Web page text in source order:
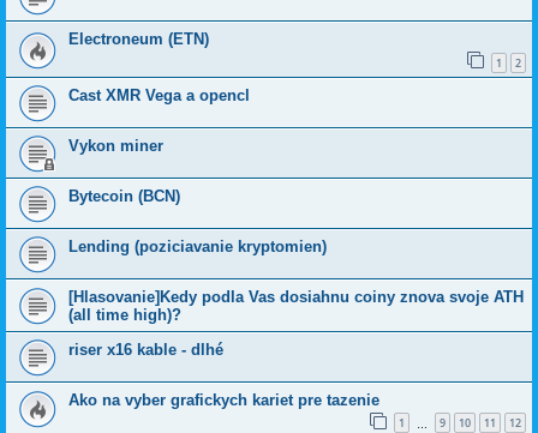
Electroneum (ETN)
1 2
Cast XMR Vega a opencl
Vykon miner
Bytecoin (BCN)
Lending (poziciavanie kryptomien)
[Hlasovanie]Kedy podla Vas dosiahnu coiny znova svoje ATH
(all time high)?
riser x16 kable - dlhé
Ako na vyber grafickych kariet pre tazenie
1 9 10 11 12